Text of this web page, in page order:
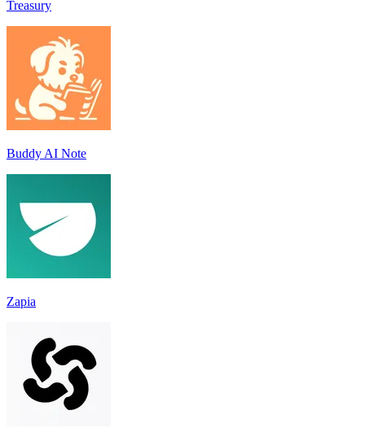
Treasury
Buddy AI Note
Zapia